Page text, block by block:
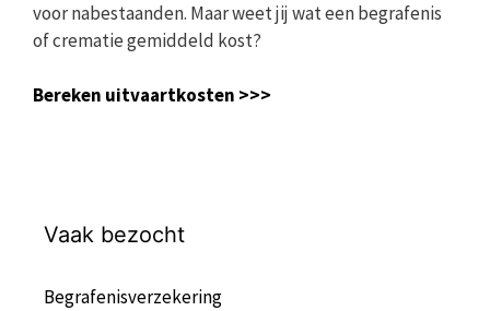
voor nabestaanden. Maar weet jij wat een begrafenis
of crematie gemiddeld kost?
Bereken uitvaartkosten >>>
Vaak bezocht
Begrafenisverzekering